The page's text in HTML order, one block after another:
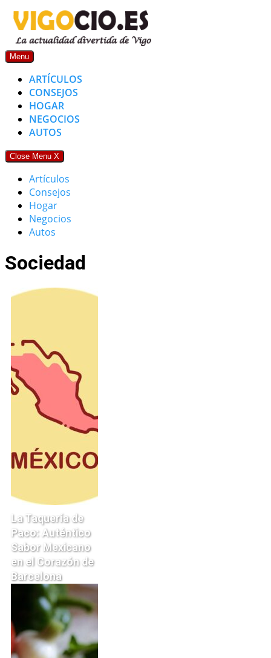
Skip
content
Menu
ARTÍCULOS
CONSEJOS
HOGAR
NEGOCIOS
AUTOS
Close Menu X
Artículos
Consejos
Hogar
Negocios
Autos
Sociedad
La Taquería de
Paco: Auténtico
Sabor Mexicano
en el Corazón de
Barcelona